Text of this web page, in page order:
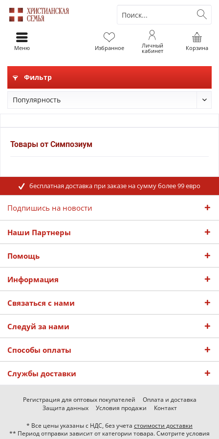
Корзина
Избранное Личный
кабинет
Меню
Фильтр
Товары от Симпозиум
бесплатная доставка при заказе на сумму более 99 евро
Подпишись на новости
Наши Партнеры
Помощь
Информация
Связаться с нами
Следуй за нами
Способы оплаты
Службы доставки
Регистрация для оптовых покупателей
Оплата и доставка
Защита данных
Условия продажи Контакт
* Все цены указаны с НДС, без учета стоимости доставки
** Период отправки зависит от категории товара. Смотрите условия